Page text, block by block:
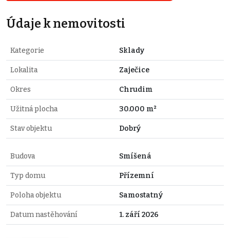
Údaje k nemovitosti
Kategorie Sklady
Lokalita Zaječice
Okres Chrudim
Užitná plocha 30.000 m²
Stav objektu Dobrý
Budova Smíšená
Typ domu Přízemní
Poloha objektu Samostatný
Datum nastěhování 1. září 2026